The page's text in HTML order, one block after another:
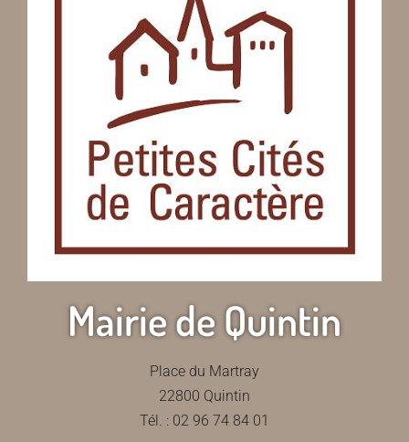
Mairie de Quintin
Place du Martray
22800 Quintin
Tél. : 02 96 74 84 01